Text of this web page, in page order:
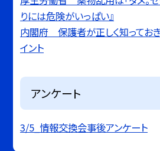
りには危険がいっぱい』
内閣府 保護者が正しく知ってお
イント
アンケート
3/5_情報交換会事後アンケート